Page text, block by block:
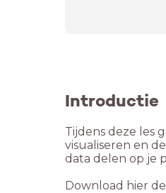
Introductie
Tijdens deze les
visualiseren en
data delen op je
Download hier